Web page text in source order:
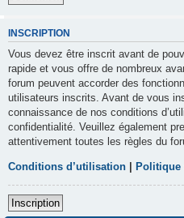
INSCRIPTION
Vous devez être inscrit avant de
rapide et vous offre de nombreux
forum peuvent accorder des
utilisateurs inscrits. Avant de vous
connaissance de nos conditions
confidentialité. Veuillez également
attentivement toutes les règles du
Conditions d’utilisation Politique
Inscription